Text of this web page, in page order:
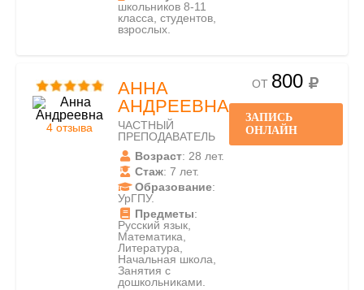
школьников 8-11
класса, студентов,
взрослых.
4 отзыва
АННА
АНДРЕЕВНА
ЧАСТНЫЙ
ПРЕПОДАВАТЕЛЬ
Возраст: 28 лет.
Стаж: 7 лет.
Образование:
УрГПУ.
Предметы:
Русский язык,
Математика,
Литература,
Начальная школа,
Занятия с
дошкольниками.
ОТ 800
ЗАПИСЬ
ОНЛАЙН